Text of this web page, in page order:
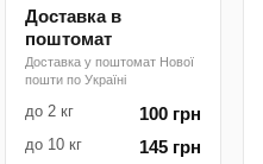
Доставка в
поштомат
Доставка у поштомат Нової
пошти по Україні
до 2 кг 100 грн
до 10 кг 145 грн